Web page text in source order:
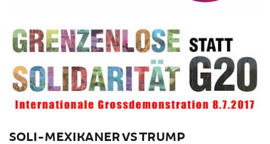
SOLI-MEXIKANER VS TRUMP